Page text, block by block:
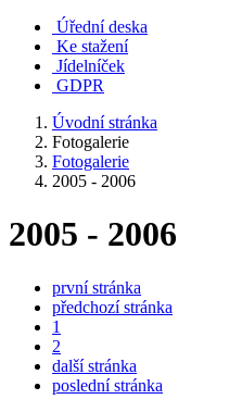
Úřední deska
Ke stažení
Jídelníček
GDPR
Úvodní stránka
Fotogalerie
Fotogalerie
2005 - 2006
2005 - 2006
první stránka
předchozí stránka
1
2
další stránka
poslední stránka